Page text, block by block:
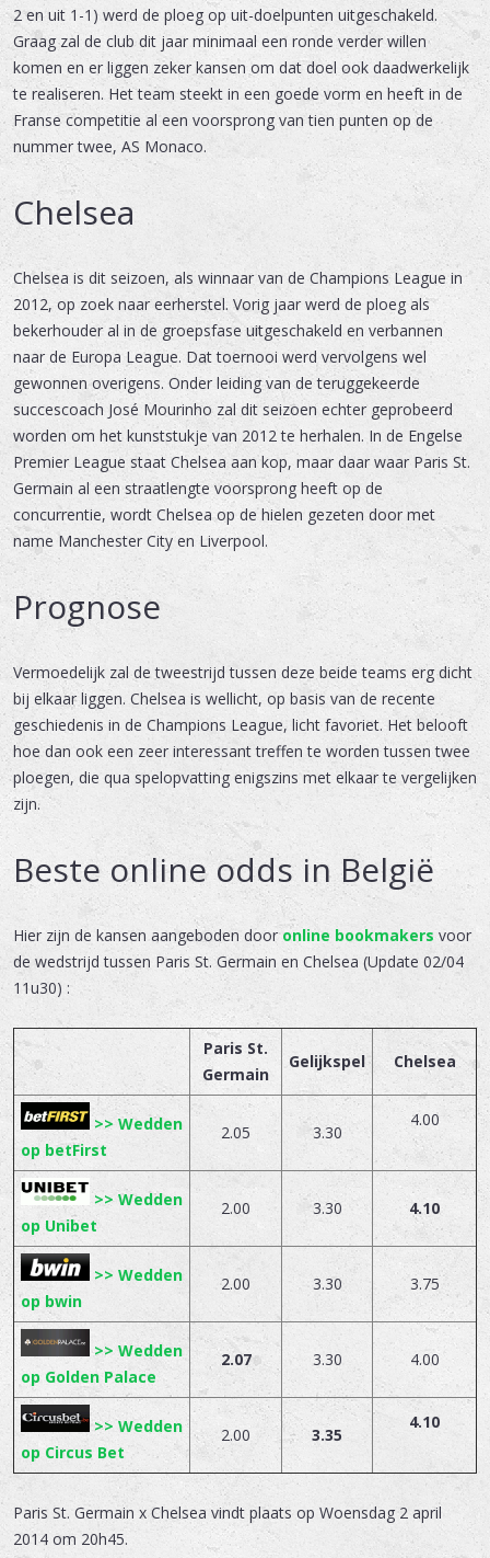
2 en uit 1-1) werd de ploeg op uit-doelpunten uitgeschakeld.
Graag zal de club dit jaar minimaal een ronde verder willen
komen en er liggen zeker kansen om dat doel ook daadwerkelijk
te realiseren. Het team steekt in een goede vorm en heeft in de
Franse competitie al een voorsprong van tien punten op de
nummer twee, AS Monaco.
Chelsea
Chelsea is dit seizoen, als winnaar van de Champions League in
2012, op zoek naar eerherstel. Vorig jaar werd de ploeg als
bekerhouder al in de groepsfase uitgeschakeld en verbannen
naar de Europa League. Dat toernooi werd vervolgens wel
gewonnen overigens. Onder leiding van de teruggekeerde
succescoach José Mourinho zal dit seizoen echter geprobeerd
worden om het kunststukje van 2012 te herhalen. In de Engelse
Premier League staat Chelsea aan kop, maar daar waar Paris St.
Germain al een straatlengte voorsprong heeft op de
concurrentie, wordt Chelsea op de hielen gezeten door met
name Manchester City en Liverpool.
Prognose
Vermoedelijk zal de tweestrijd tussen deze beide teams erg dicht
bij elkaar liggen. Chelsea is wellicht, op basis van de recente
geschiedenis in de Champions League, licht favoriet. Het belooft
hoe dan ook een zeer interessant treffen te worden tussen twee
ploegen, die qua spelopvatting enigszins met elkaar te vergelijken
zijn.
Beste online odds in België
Hier zijn de kansen aangeboden dooronline bookmakers voor
de wedstrijd tussen Paris St. Germain en Chelsea (Update 02/04
11u30) :
Paris St.
Germain
Gelijkspel Chelsea
>> Wedden
op betFirst
2.05 3.30
4.00
>> Wedden
op Unibet
2.00 3.30 4.10
>> Wedden
op bwin
2.00 3.30 3.75
>> Wedden
op Golden Palace
2.07 3.30 4.00
>> Wedden
op Circus Bet
2.00 3.35
4.10
Paris St. Germain x Chelsea vindt plaats op Woensdag 2 april
2014 om 20h45.